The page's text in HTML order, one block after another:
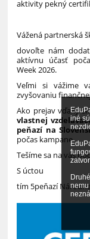
iné
aktivity pekný
Vážená partnerská
dovoľte nám
aktívnu účasť
Week 2026.
Veľmi si vážime
zvyšovaniu
Ako prejav vďaky
vlastnej
peňazí na
počas kampane.
Tešíme sa na vás
S úctou
tím 5peňazí